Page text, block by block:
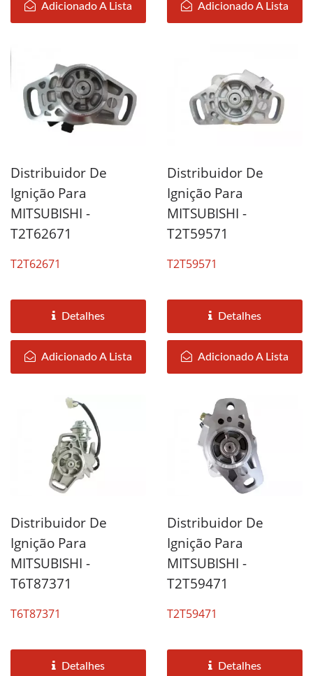
Adicionado A Lista Adicionado A Lista
Distribuidor De
Ignição Para
MITSUBISHI -
T2T62671
T2T62671
Detalhes
Adicionado A Lista
Distribuidor De
Ignição Para
MITSUBISHI -
T2T59571
T2T59571
Detalhes
Adicionado A Lista
Distribuidor De
Ignição Para
MITSUBISHI -
T6T87371
T6T87371
Detalhes
Distribuidor De
Ignição Para
MITSUBISHI -
T2T59471
T2T59471
Detalhes